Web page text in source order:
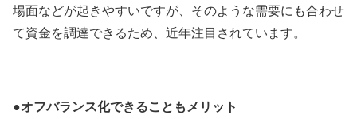
場面などが起きやすいですが、そのような需要にも合わせ
て資金を調達できるため、近年注目されています。
●オフバランス化できることもメリット